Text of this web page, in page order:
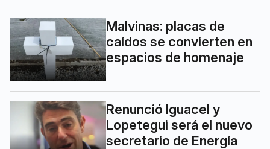
Malvinas: placas de
caídos se convierten en
espacios de homenaje
Renunció Iguacel y
Lopetegui será el nuevo
secretario de Energía